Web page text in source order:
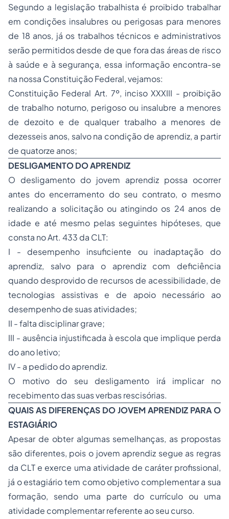
Segundo a legislação trabalhista é proibido trabalhar
em condições insalubres ou perigosas para menores
de 18 anos, já os trabalhos técnicos e administrativos
serão permitidos desde de que fora das áreas de risco
à saúde e à segurança, essa informação encontra-se
na nossa Constituição Federal, vejamos:
Constituição Federal Art. 7º, inciso XXXIII - proibição
de trabalho noturno, perigoso ou insalubre a menores
de dezoito e de qualquer trabalho a menores de
dezesseis anos, salvo na condição de aprendiz, a partir
de quatorze anos;
DESLIGAMENTO DO APRENDIZ
O desligamento do jovem aprendiz possa ocorrer
antes do encerramento do seu contrato, o mesmo
realizando a solicitação ou atingindo os 24 anos de
idade e até mesmo pelas seguintes hipóteses, que
consta no Art. 433 da CLT:
I - desempenho insuficiente ou inadaptação do
aprendiz, salvo para o aprendiz com deficiência
quando desprovido de recursos de acessibilidade, de
tecnologias assistivas e de apoio necessário ao
desempenho de suas atividades;
II - falta disciplinar grave;
III - ausência injustificada à escola que implique perda
do ano letivo;
IV - a pedido do aprendiz.
O motivo do seu desligamento irá implicar no
recebimento das suas verbas rescisórias.
QUAIS AS DIFERENÇAS DO JOVEM APRENDIZ PARA O
ESTAGIÁRIO
Apesar de obter algumas semelhanças, as propostas
são diferentes, pois o jovem aprendiz segue as regras
da CLT e exerce uma atividade de caráter profissional,
já o estagiário tem como objetivo complementar a sua
formação, sendo uma parte do currículo ou uma
atividade complementar referente ao seu curso.